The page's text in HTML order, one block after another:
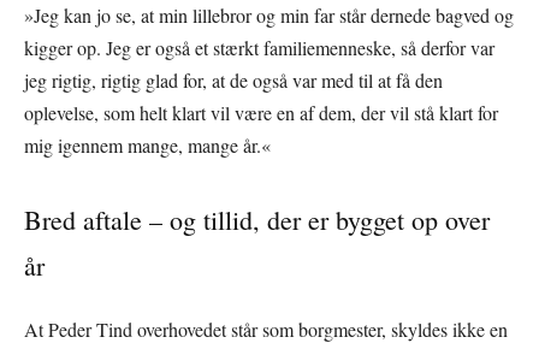
»Jeg kan jo se, at min lillebror og min far står dernede bagved og
kigger op. Jeg er også et stærkt familiemenneske, så derfor var
jeg rigtig, rigtig glad for, at de også var med til at få den
oplevelse, som helt klart vil være en af dem, der vil stå klart for
mig igennem mange, mange år.«
Bred aftale – og tillid, der er bygget op over
år
At Peder Tind overhovedet står som borgmester, skyldes ikke en